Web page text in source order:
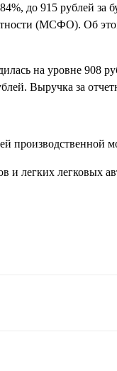
до 915 рублей за
(МСФО). Об
на уровне 908
Выручка за
производственной
легких легковых